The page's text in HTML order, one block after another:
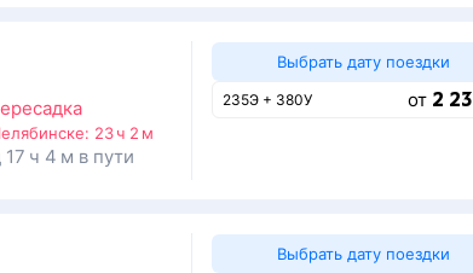
23 ч 2 м
17 ч 4 м в пути
Выбрать дату поездки
235Э + 380У от 2
Выбрать дату поездки